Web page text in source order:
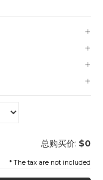
总购买价: $0
* The tax are not included